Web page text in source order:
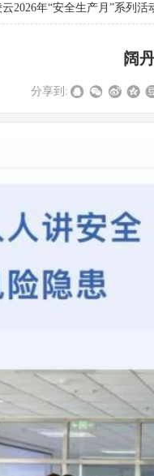
2026年“安全生产月”系列活
阔
分享到: